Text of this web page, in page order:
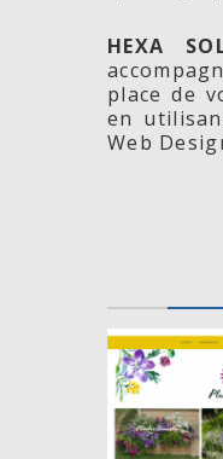
HEXA
place de
en
Web